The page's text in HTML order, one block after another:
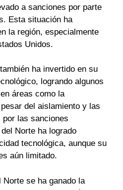
a sanciones por parte
Esta situación ha
la región, especialmente
Unidos.
ha invertido en su
logrando algunos
áreas como la
del aislamiento y las
las sanciones
Norte ha logrado
tecnológica, aunque su
aún limitado.
Norte se ha ganado la